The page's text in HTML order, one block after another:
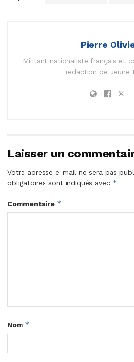
Pierre
Militant nationaliste français et
rédaction de Jeune
Laisser un
Votre adresse e-mail ne sera pas
obligatoires sont indiqués avec *
Commentaire *
Nom *